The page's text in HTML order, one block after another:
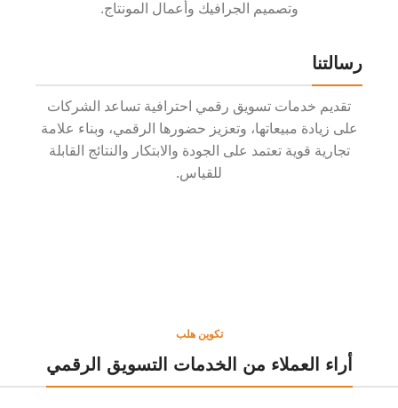
وتصميم الجرافيك وأعمال المونتاج.
رسالتنا
تقديم خدمات تسويق رقمي احترافية تساعد الشركات
على زيادة مبيعاتها، وتعزيز حضورها الرقمي، وبناء علامة
تجارية قوية تعتمد على الجودة والابتكار والنتائج القابلة
للقياس.
تكوين هلب
أراء العملاء من الخدمات التسويق الرقمي